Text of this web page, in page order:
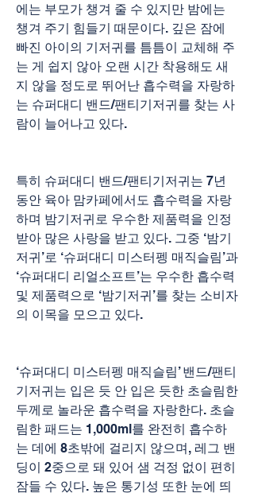
에는 부모가 챙겨 줄 수 있지만 밤에는
챙겨 주기 힘들기 때문이다. 깊은 잠에
빠진 아이의 기저귀를 틈틈이 교체해 주
는 게 쉽지 않아 오랜 시간 착용해도 새
지 않을 정도로 뛰어난 흡수력을 자랑하
는 슈퍼대디 밴드/팬티기저귀를 찾는 사
람이 늘어나고 있다.
특히 슈퍼대디 밴드/팬티기저귀는 7년
동안 육아 맘카페에서도 흡수력을 자랑
하며 밤기저귀로 우수한 제품력을 인정
받아 많은 사랑을 받고 있다. 그중 ‘밤기
저귀’로 ‘슈퍼대디 미스터펭 매직슬림’과
‘슈퍼대디 리얼소프트’는 우수한 흡수력
및 제품력으로 ‘밤기저귀’를 찾는 소비자
의 이목을 모으고 있다.
‘슈퍼대디 미스터펭 매직슬림’ 밴드/팬티
기저귀는 입은 듯 안 입은 듯한 초슬림한
두께로 놀라운 흡수력을 자랑한다. 초슬
림한 패드는 1,000ml를 완전히 흡수하
는 데에 8초밖에 걸리지 않으며, 레그 밴
딩이 2중으로 돼 있어 샘 걱정 없이 편히
잠들 수 있다. 높은 통기성 또한 눈에 띄